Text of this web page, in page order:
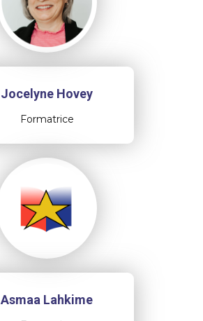
Jocelyne Hovey
Formatrice
Asmaa Lahkime